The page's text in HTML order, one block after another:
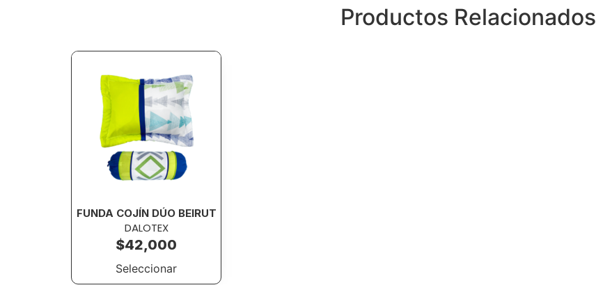
Productos Relacionados
FUNDA COJÍN DÚO BEIRUT
DALOTEX
$42,000
Seleccionar